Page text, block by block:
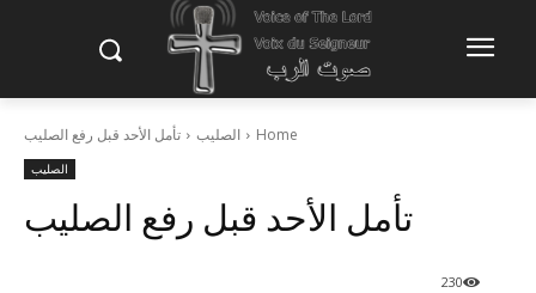
Home الصليب تأمل الأحد قبل رفع الصليب
الصليب
تأمل الأحد قبل رفع الصليب
230